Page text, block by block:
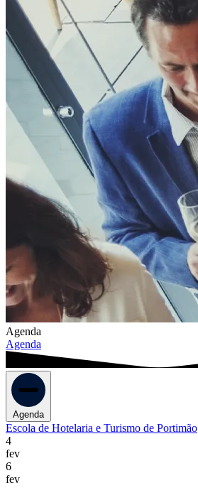
Agenda
Agenda
Agenda
Escola de Hotelaria e Turismo de Portimão
4
fev
6
fev